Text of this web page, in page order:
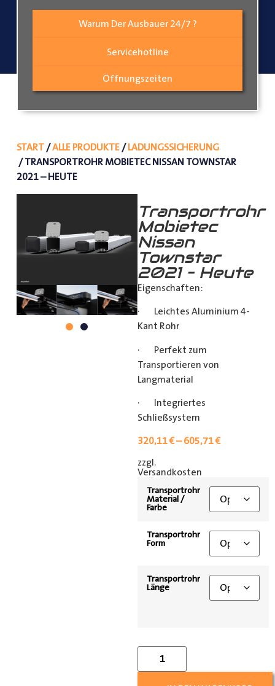
Warum Der Ausbauer 24/7 ?
Servicehotline
Öffnungszeiten
START/ALLE PRODUKTE/LADUNGSSICHERUNG
/ TRANSPORTROHR MOBIETEC NISSAN TOWNSTAR
2021 – HEUTE
Transportrohr
Mobietec
Nissan
Townstar
2021 – Heute
Eigenschaften:
· Leichtes Aluminium 4-
Kant Rohr
· Perfekt zum
Transportieren von
Langmaterial
· Integriertes
Schließsystem
320,11€–605,71€
zzgl.
Versandkosten
Transportrohr
Material /
Farbe
Transportrohr
Form
Transportrohr
Länge